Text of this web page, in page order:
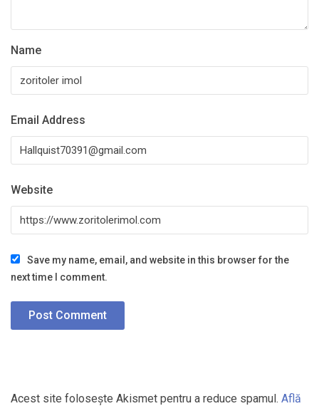
Name
Email Address
Website
Save my name, email, and website in this browser for the
next time I comment.
Acest site folosește Akismet pentru a reduce spamul. Află